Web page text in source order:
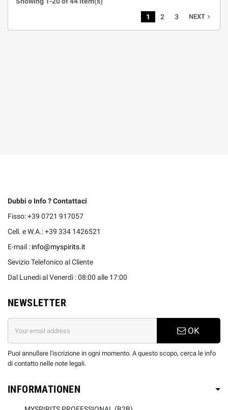
1
2 3 NEXT navigate_next
Dubbi o Info ? Contattaci
Fisso: +39 0721 917057
Cell. e W.A.: +39 334 1426521
E-mail : info@myspirits.it
Sevizio Telefonico al Cliente
Dal Lunedi al Venerdì : 08:00 alle 17:00
NEWSLETTER
OK
Puoi annullare l'iscrizione in ogni momento. A questo scopo, cerca le info
di contatto nelle note legali.
INFORMATIONEN